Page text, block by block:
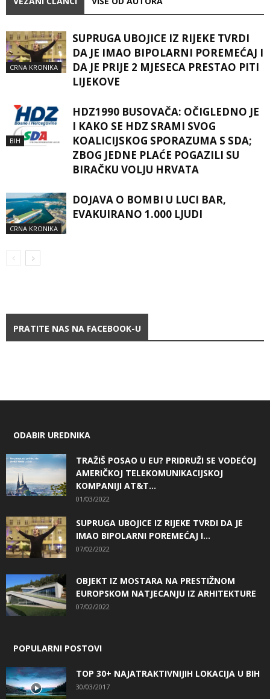
CRNA KRONIKA
SUPRUGA UBOJICE IZ RIJEKE TVRDI
DA JE IMAO BIPOLARNI POREMEĆAJ I
DA JE PRIJE 2 MJESECA PRESTAO PITI
LIJEKOVE
BIH
HDZ1990 BUSOVAČA: OČIGLEDNO JE
I KAKO SE HDZ SRAMI SVOG
KOALICIJSKOG SPORAZUMA S SDA;
ZBOG JEDNE PLAĆE POGAZILI SU
BIRAČKU VOLJU HRVATA
CRNA KRONIKA
DOJAVA O BOMBI U LUCI BAR,
EVAKUIRANO 1.000 LJUDI
PRATITE NAS NA FACEBOOK-U
ODABIR UREDNIKA
TRAŽIŠ POSAO U EU? PRIDRUŽI SE VODEĆOJ
AMERIČKOJ TELEKOMUNIKACIJSKOJ
KOMPANIJI AT&T...
01/03/2022
SUPRUGA UBOJICE IZ RIJEKE TVRDI DA JE
IMAO BIPOLARNI POREMEĆAJ I...
07/02/2022
OBJEKT IZ MOSTARA NA PRESTIŽNOM
EUROPSKOM NATJECANJU IZ ARHITEKTURE
07/02/2022
POPULARNI POSTOVI
TOP 30+ NAJATRAKTIVNIJIH LOKACIJA U BIH
30/03/2017